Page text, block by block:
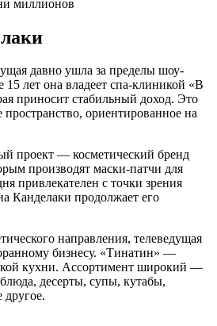
давно ушла за пределы шоу-
15 лет она владеет спа-клиникой «В
приносит стабильный доход. Это
ориентированное на
проект — косметический бренд
производят маски-патчи для
привлекателен с точки зрения
Канделаки продолжает его
направления, телеведущая
бизнесу. «Тинатин» —
кухни. Ассортимент широкий —
десерты, супы, кутабы,
другое.